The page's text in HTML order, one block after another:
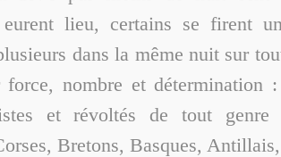
lieu, certains se firent
dans la même nuit sur
force, nombre et détermination
et révoltés de tout
Bretons, Basques,